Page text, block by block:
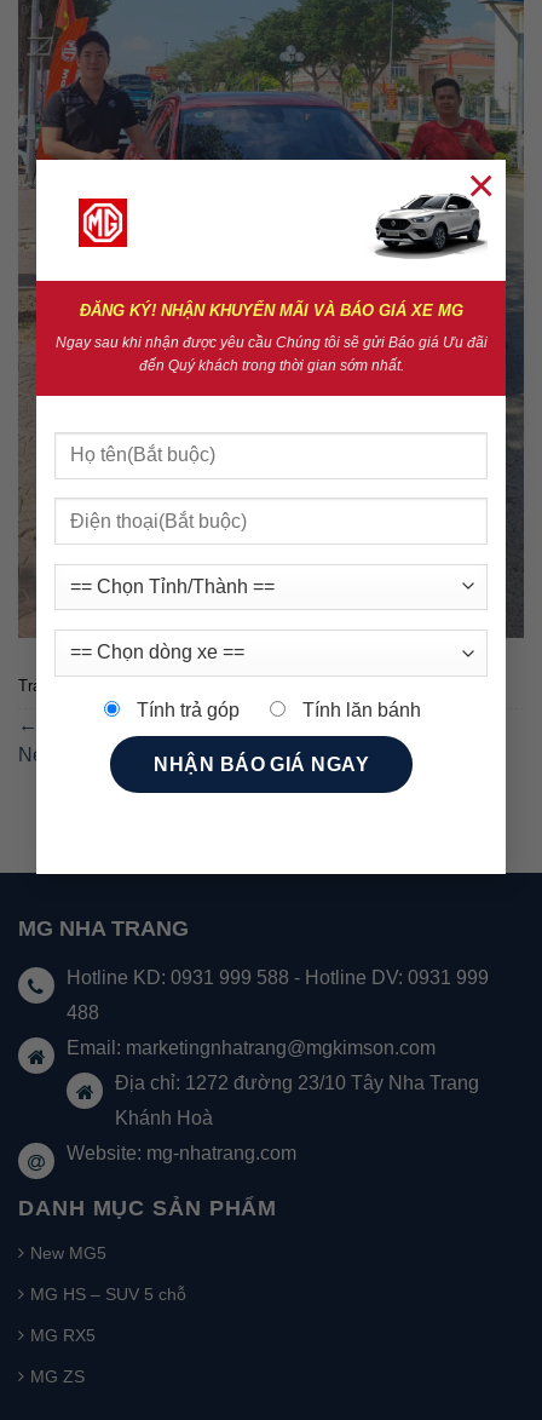
ĐĂNG KÝ! NHẬN KHUYẾN MÃI VÀ BÁO GIÁ XE MG
Ngay sau khi nhận được yêu cầu Chúng tôi sẽ gửi Báo giá Ưu đãi
đến Quý khách trong thời gian sớm nhất.
Tính trả góp Tính lăn bánh
×
Trackbacks are closed, but you can
←
Next
MG NHA TRANG
Hotline KD: 0931 999 588 - Hotline DV: 0931 999
488
Email: marketingnhatrang@mgkimson.com
Địa chỉ: 1272 đường 23/10 Tây Nha Trang
Khánh Hoà
Website: mg-nhatrang.com
DANH MỤC SẢN PHẨM
New MG5
MG HS – SUV 5 chỗ
MG RX5
MG ZS